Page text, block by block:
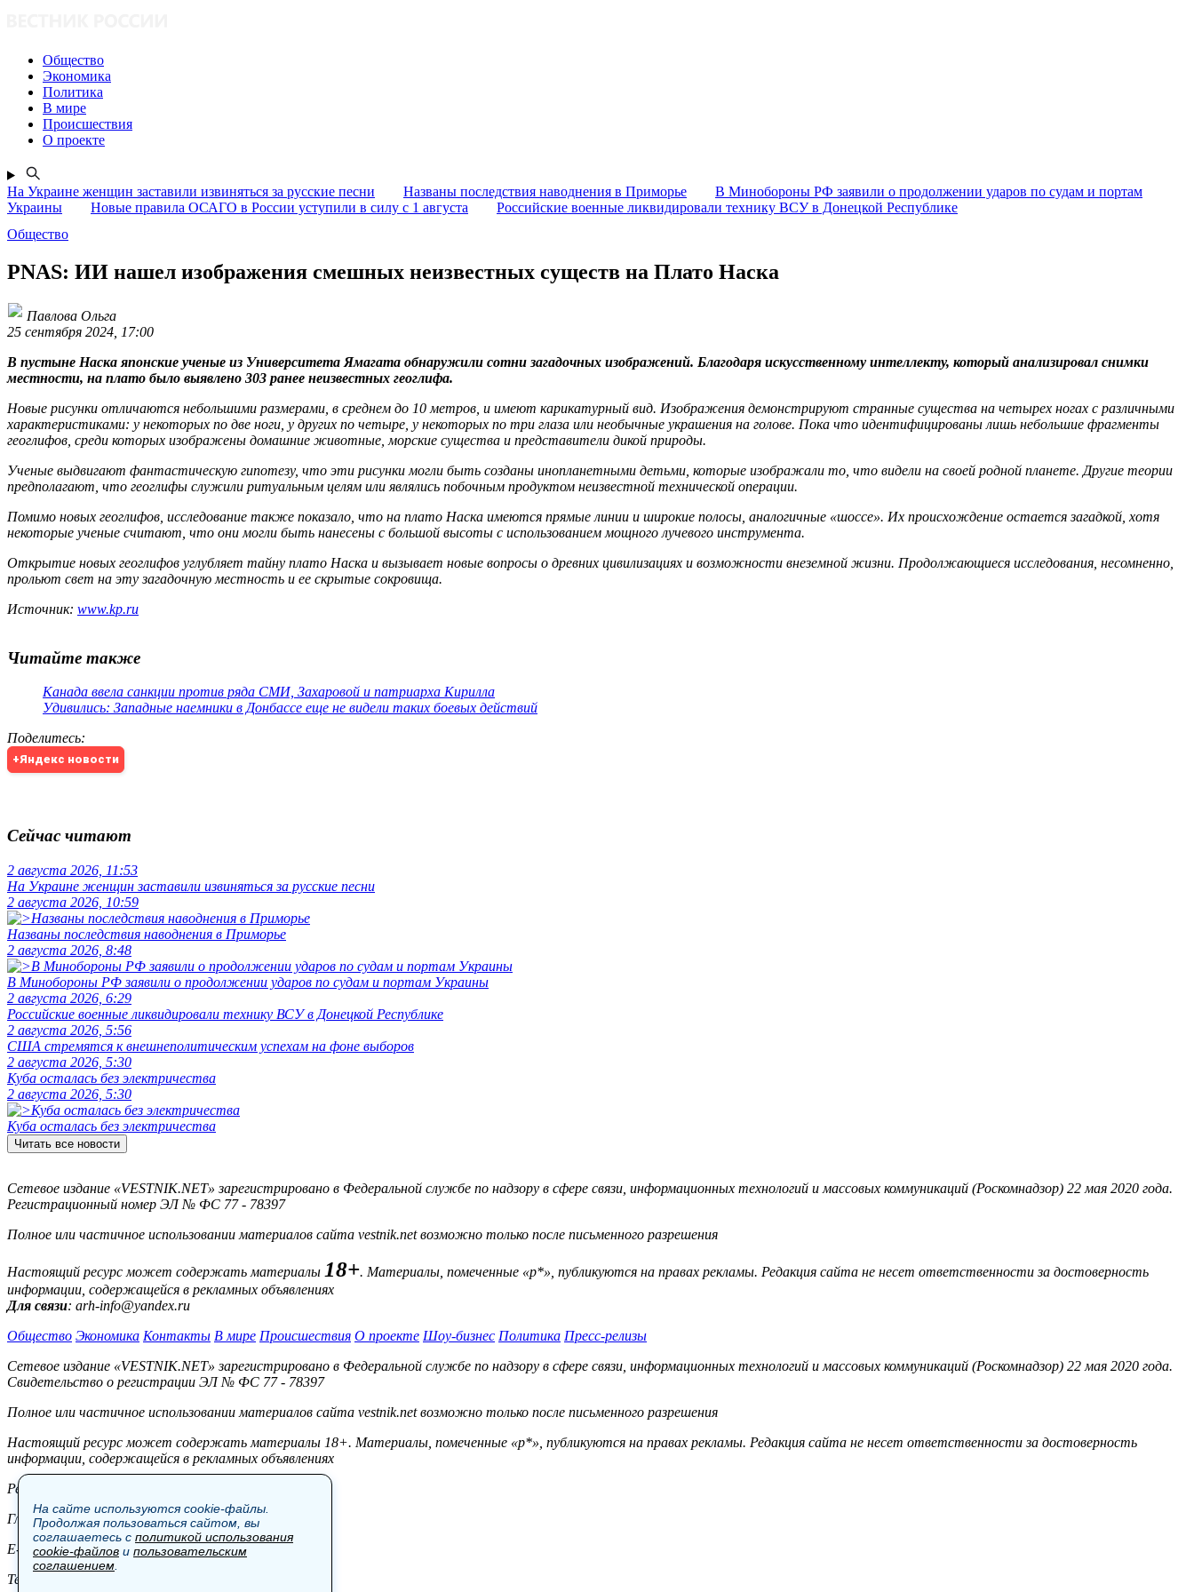
Общество
Экономика
Политика
В мире
Происшествия
О проекте
На Украине женщин заставили извиняться за русские песни Названы последствия наводнения в Приморье
В Минобороны РФ заявили о продолжении ударов по судам и портам
Украины
Новые правила ОСАГО в России уступили в силу с 1 августа
Российские военные ликвидировали технику ВСУ в Донецкой Республике
Общество
PNAS: ИИ нашел изображения смешных неизвестных существ на Плато Наска
Павлова Ольга
25 сентября 2024, 17:00
В пустыне Наска японские ученые из Университета Ямагата обнаружили сотни загадочных изображений. Благодаря искусственному интеллекту, который анализировал снимки
местности, на плато было выявлено 303 ранее неизвестных геоглифа.
Новые рисунки отличаются небольшими размерами, в среднем до 10 метров, и имеют карикатурный вид. Изображения демонстрируют странные существа на четырех ногах с различными
характеристиками: у некоторых по две ноги, у других по четыре, у некоторых по три глаза или необычные украшения на голове. Пока что идентифицированы лишь небольшие фрагменты
геоглифов, среди которых изображены домашние животные, морские существа и представители дикой природы.
Ученые выдвигают фантастическую гипотезу, что эти рисунки могли быть созданы инопланетными детьми, которые изображали то, что видели на своей родной планете. Другие теории
предполагают, что геоглифы служили ритуальным целям или являлись побочным продуктом неизвестной технической операции.
Помимо новых геоглифов, исследование также показало, что на плато Наска имеются прямые линии и широкие полосы, аналогичные «шоссе». Их происхождение остается загадкой, хотя
некоторые ученые считают, что они могли быть нанесены с большой высоты с использованием мощного лучевого инструмента.
Открытие новых геоглифов углубляет тайну плато Наска и вызывает новые вопросы о древних цивилизациях и возможности внеземной жизни. Продолжающиеся исследования, несомненно,
прольют свет на эту загадочную местность и ее скрытые сокровища.
Источник: www.kp.ru
Читайте также
Канада ввела санкции против ряда СМИ, Захаровой и патриарха Кирилла
Удивились: Западные наемники в Донбассе еще не видели таких боевых действий
Поделитесь:
+Яндекс новости
Сейчас читают
2 августа 2026, 11:53
На Украине женщин заставили извиняться за русские песни
2 августа 2026, 10:59
Названы последствия наводнения в Приморье
2 августа 2026, 8:48
В Минобороны РФ заявили о продолжении ударов по судам и портам Украины
2 августа 2026, 6:29
Российские военные ликвидировали технику ВСУ в Донецкой Республике
2 августа 2026, 5:56
США стремятся к внешнеполитическим успехам на фоне выборов
2 августа 2026, 5:30
Куба осталась без электричества
2 августа 2026, 5:30
Куба осталась без электричества
Читать все новости
Сетевое издание «VESTNIK.NET» зарегистрировано в Федеральной службе по надзору в сфере связи, информационных технологий и массовых коммуникаций (Роскомнадзор) 22 мая 2020 года.
Регистрационный номер ЭЛ № ФС 77 - 78397
Полное или частичное использовании материалов сайта vestnik.net возможно только после письменного разрешения
Настоящий ресурс может содержать материалы 18+. Материалы, помеченные «р*», публикуются на правах рекламы. Редакция сайта не несет ответственности за достоверность
информации, содержащейся в рекламных объявлениях
Для связи: arh-info@yandex.ru
Общество Экономика Контакты В мире Происшествия О проекте Шоу-бизнес Политика Пресс-релизы
Сетевое издание «VESTNIK.NET» зарегистрировано в Федеральной службе по надзору в сфере связи, информационных технологий и массовых коммуникаций (Роскомнадзор) 22 мая 2020 года.
Свидетельство о регистрации ЭЛ № ФС 77 - 78397
Полное или частичное использовании материалов сайта vestnik.net возможно только после письменного разрешения
Настоящий ресурс может содержать материалы 18+. Материалы, помеченные «р*», публикуются на правах рекламы. Редакция сайта не несет ответственности за достоверность
информации, содержащейся в рекламных объявлениях
Редакция:
Главный редактор: Боровов М.С.
E-mail: site@vestnik.net, reb.msk@yandex.ru
Тел.: +7 (921) 720-00-97
На сайте используются cookie-файлы.
Продолжая пользоваться сайтом, вы
соглашаетесь с политикой использования
cookie-файлов и пользовательским
соглашением